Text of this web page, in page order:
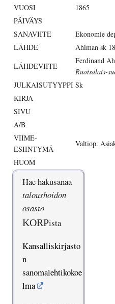
VUOSI
1865
PÄIVÄYS
SANAVIITE
Ekonomie
LÄHDE
Ahlman sk
LÄHDEVIITE
Ferdinand
Ruotsalais-
JULKAISUTYYPPI Sk
KIRJA
SIVU
A/B
VIIME-
ESIINTYMÄ
Valtiop.
HUOM
Hae hakusanaa
taloushoidon
osasto
KORPista
Kansalliskirjasto
n
sanomalehtikokoe
lma